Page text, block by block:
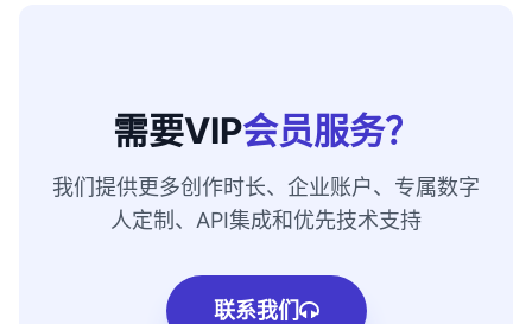
需要VIP会员服务？
我们提供更多创作时长、企业账户、专属数字
人定制、API集成和优先技术支持
联系我们